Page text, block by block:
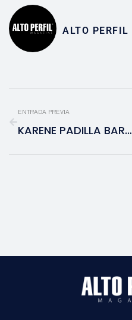
ALTO PERFIL
ENTRADA PREVIA
KARENE PADILLA BARRÓN: DIRECTORA DE EVENTOS DE CLUB 51